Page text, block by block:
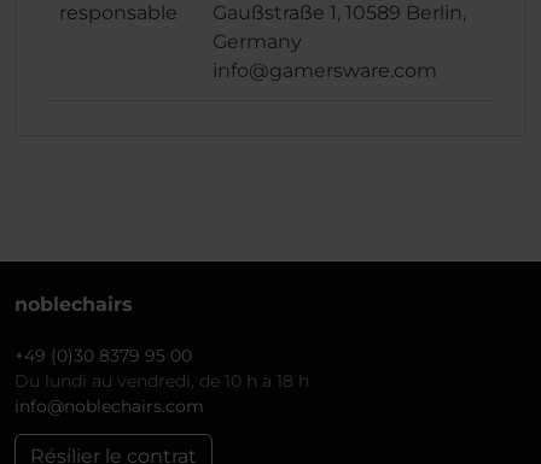
responsable
Gaußstraße 1, 10589 Berlin,
Germany
info@gamersware.com
noblechairs
+49 (0)30 8379 95 00
Du lundi au vendredi, de 10 h à 18 h
info@noblechairs.com
Résilier le contrat